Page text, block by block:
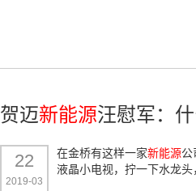
贺迈新能源汪慰军：
22
2019-03
在金桥有这样一家新能源公
液晶小电视，拧一下水龙